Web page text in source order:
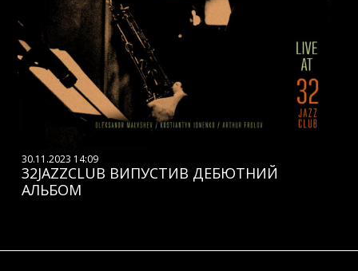
30.11.2023 14:09
32JAZZCLUB ВИПУСТИВ ДЕБЮТНИЙ
АЛЬБОМ